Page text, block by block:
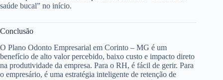
saúde bucal” no início.
Conclusão
O Plano Odonto Empresarial em Corinto – MG é um
benefício de alto valor percebido, baixo custo e impacto direto
na produtividade da empresa. Para o RH, é fácil de gerir. Para
o empresário, é uma estratégia inteligente de retenção de